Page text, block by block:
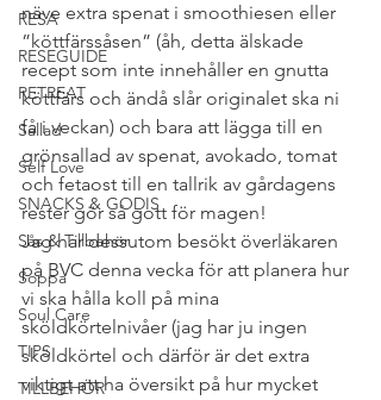
RESA
RESEGUIDE
RETREAT
Sallad
Self Love
SNACKS & GODIS
Sås & Tillbehör
Soppa
Soul Care
TIPS
TILLBEHÖR
näve extra spenat i smoothiesen eller
”köttfärssåsen” (åh, detta älskade
recept som inte innehåller en gnutta
köttfärs och ändå slår originalet ska ni
få i veckan) och bara att lägga till en
grönsallad av spenat, avokado, tomat
och fetaost till en tallrik av gårdagens
rester gör så gott för magen!
Jag har dessutom besökt överläkaren
på BVC denna vecka för att planera hur
vi ska hålla koll på mina
sköldkörtelnivåer (jag har ju ingen
sköldkörtel och därför är det extra
viktigt att ha översikt på hur mycket